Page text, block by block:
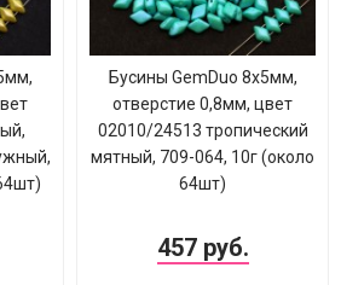
Бусины GemDuo 8х5мм,
отверстие 0,8мм, цвет
02010/24513 тропический
мятный, 709-064, 10г (около
64шт)
457 руб.